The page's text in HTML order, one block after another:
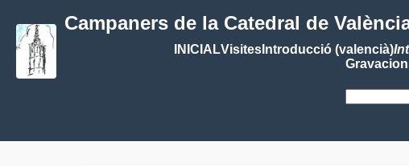
Campaners de la Catedral de
INICIALVisitesIntroducció (valencià)